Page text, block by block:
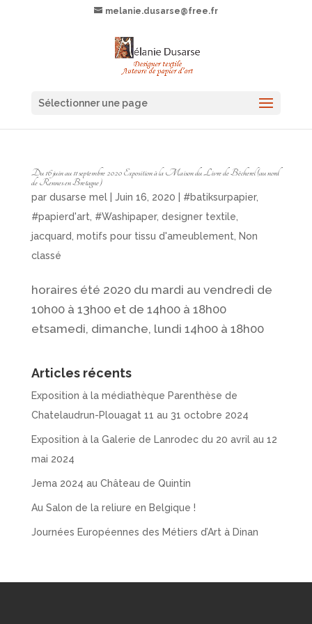
melanie.dusarse@free.fr
Sélectionner une page
Du 16 juin au 11 septembre 2020 Exposition à la Maison du Livre de Bécherel (au nord
de Rennes en Bretagne)
par dusarse mel| Juin 16, 2020 | #batiksurpapier,
#papierd'art #Washipaper, designer textile
jacquard motifs pour tissu d'ameublement
Non
classé
horaires été 2020 du mardi au vendredi de
10h00 à 13h00 et de 14h00 à 18h00
etsamedi, dimanche, lundi 14h00 à 18h00
Articles récents
Exposition à la médiathèque Parenthèse de
Chatelaudrun-Plouagat 11 au 31 octobre 2024
Exposition à la Galerie de Lanrodec du 20 avril au 12
mai 2024
Jema 2024 au Château de Quintin
Au Salon de la reliure en Belgique !
Journées Européennes des Métiers d’Art à Dinan